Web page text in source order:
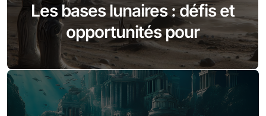
Les bases lunaires : défis et
opportunités pour
l’exploration spatiale